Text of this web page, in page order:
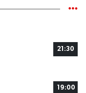
21:30
19:00